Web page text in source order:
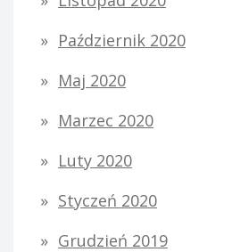
Październik 2020
Maj 2020
Marzec 2020
Luty 2020
Styczeń 2020
Grudzień 2019